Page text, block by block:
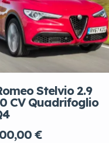
Stelvio 2.9
CV Quadrifoglio
€